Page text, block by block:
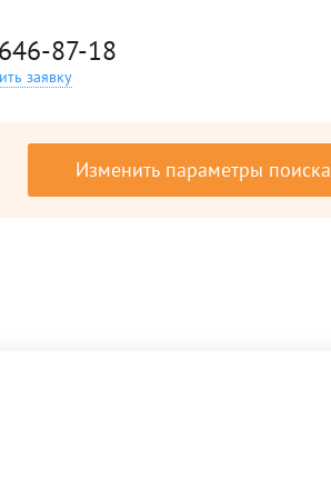
87-18
заявку
Изменить параметры поиска